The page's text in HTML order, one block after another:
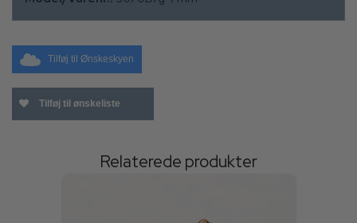
Tilføj til Ønskeskyen
Tilføj til ønskeliste
Relaterede produkter